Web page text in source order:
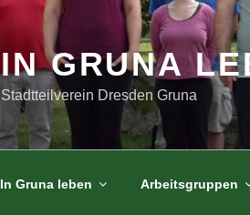
IN GRUNA
Stadtteilverein Dresden Gruna
In Gruna leben Arbeitsgruppen